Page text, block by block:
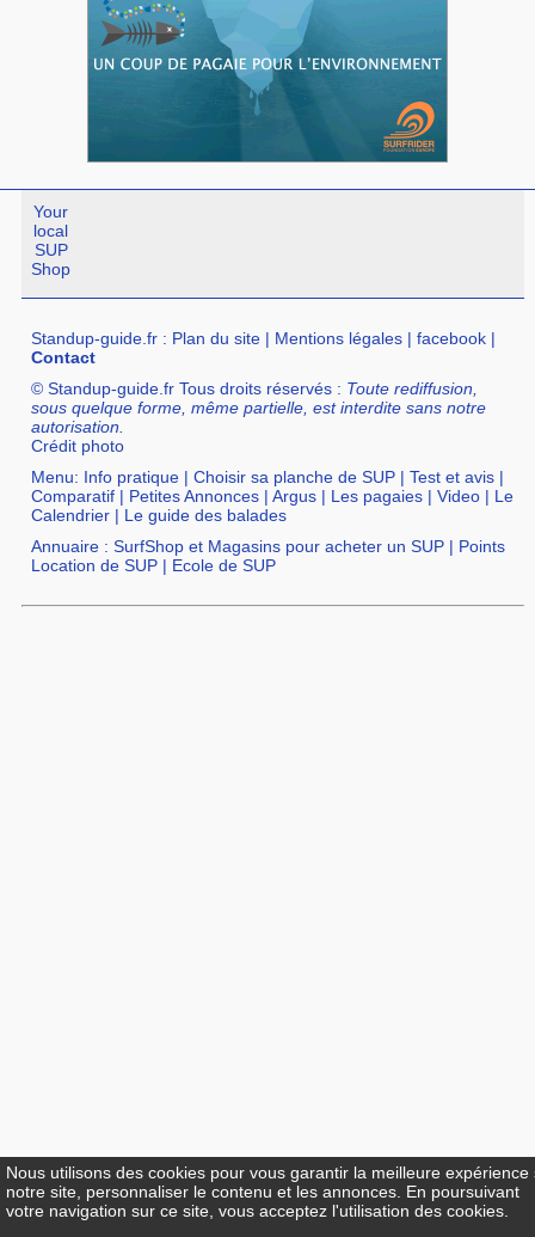
Your
local
SUP
Shop
Standup-guide.fr : Plan du site | Mentions légales |facebook |
Contact
© Standup-guide.fr Tous droits réservés : Toute rediffusion,
sous quelque forme, même partielle, est interdite sans notre
autorisation.
Crédit photo
Menu: Info pratique |Choisir sa planche de SUP |Test et avis |
Comparatif | Petites Annonces |Argus | Les pagaies |Video | Le
Calendrier | Le guide des balades
Annuaire :SurfShop et Magasins pour acheter un SUP | Points
Location de SUP | Ecole de SUP
Nous utilisons des cookies pour vous garantir la meilleure expérience
notre site, personnaliser le contenu et les annonces. En poursuivant
votre navigation sur ce site, vous acceptez l'utilisation des cookies.